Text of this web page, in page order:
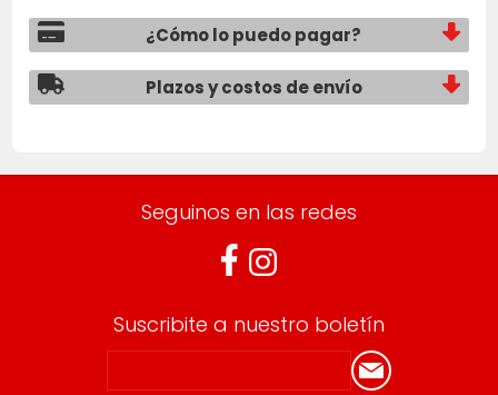
¿Cómo lo puedo pagar?
Plazos y costos de envío
Seguinos en las redes
Suscribite a nuestro boletín